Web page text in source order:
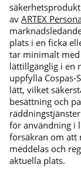
av ARTEX
plats i en ficka
tar minimalt
lättillgänglig i en
uppfylla Cospas-
lätt, vilket
besättning och
för användning i
försäkran om att
meddelas och
aktuella plats.